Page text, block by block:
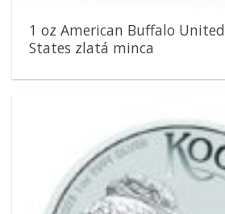
1 oz American Buffalo United
States zlatá minca